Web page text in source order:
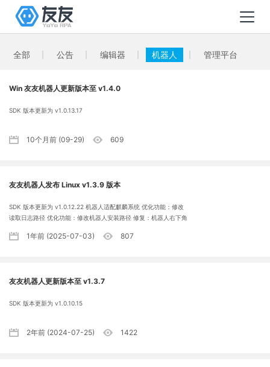
全部 公告 编辑器 机器人 管理平台
Win 友友机器人更新版本至 v1.4.0
SDK 版本更新为 v1.0.13.17
10个月前 (09-29) 609
友友机器人发布 Linux v1.3.9 版本
SDK 版本更新为 v1.0.12.22 机器人适配麒麟系统 优化功能：修改
读取日志路径 优化功能：修改机器人安装路径 修复：机器人右下角
1年前 (2025-07-03) 807
友友机器人更新版本至 v1.3.7
SDK 版本更新为 v1.0.10.15
2年前 (2024-07-25) 1422